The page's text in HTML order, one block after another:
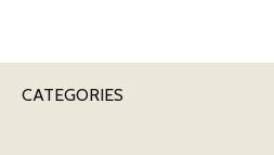
CATEGORIES